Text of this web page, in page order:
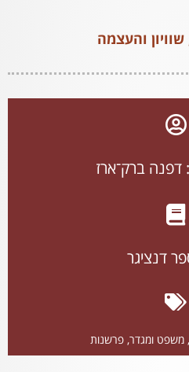
והעצמה
ברק־ארז
דנציגר
, משפט ומגדר, פרשנות